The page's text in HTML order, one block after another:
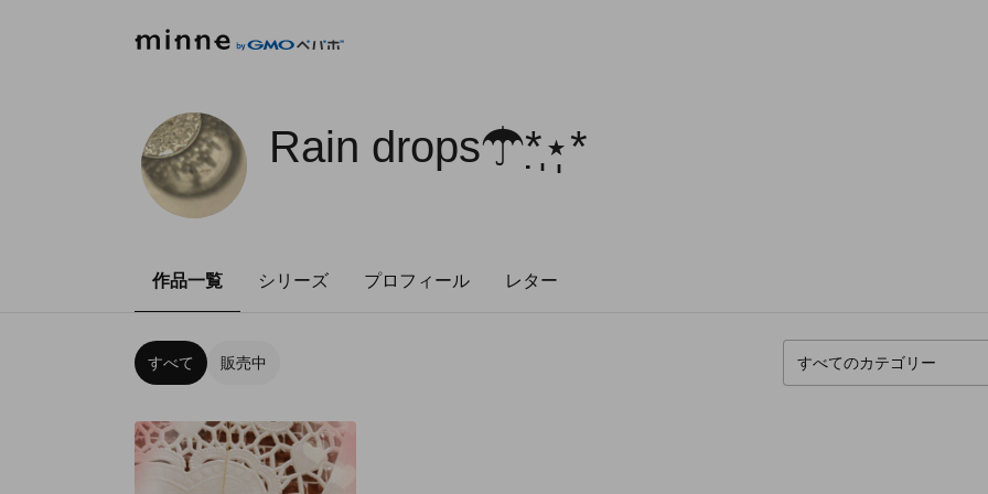
Rain drops☂︎*̣̩⋆̩*
作品一覧 シリーズ プロフィール レター
すべて 販売中